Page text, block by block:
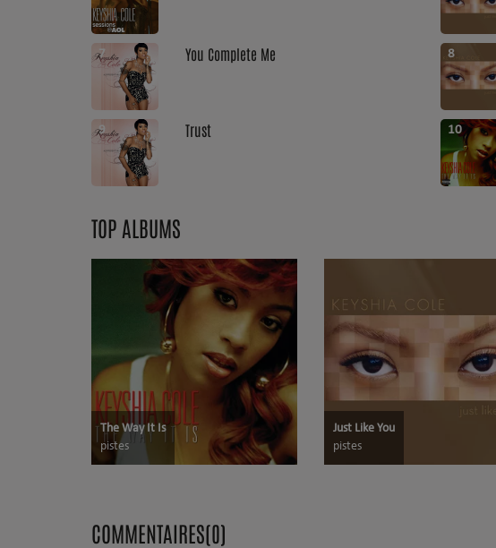
Dossier de Presse
Service Commercial
7 You Complete Me 8
9 Trust 10
TOP ALBUMS
The Way It Is
pistes
Just Like You
pistes
COMMENTAIRES(0)